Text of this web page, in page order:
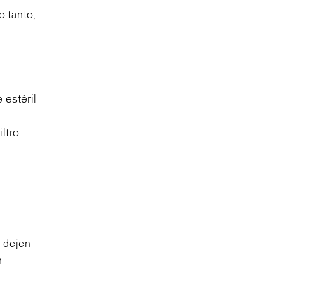
tanto,
estéril
dejen